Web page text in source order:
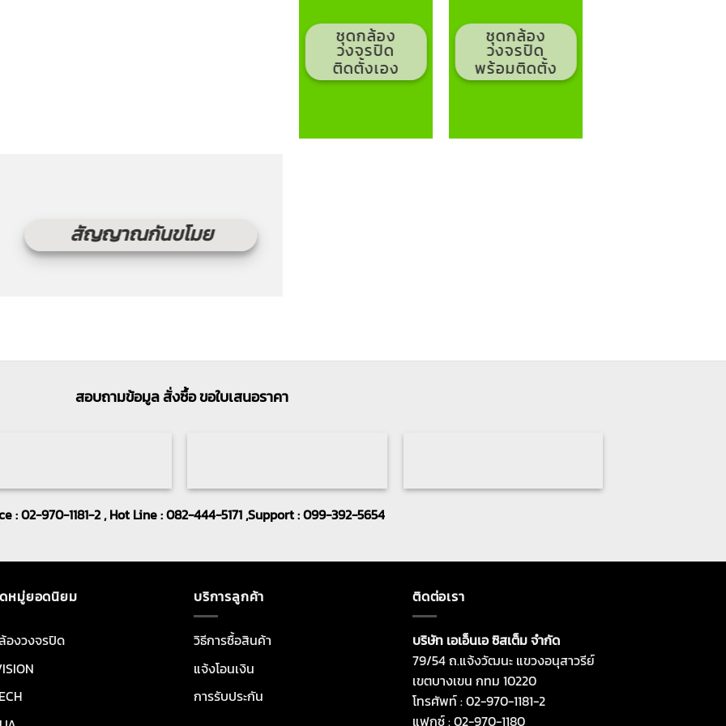
ชุดกล้อง
วงจรปิด
ติดตั้งเอง
ชุดกล้อง
วงจรปิด
พร้อมติดตั้ง
สัญญาณกันขโมย
สอบถามข้อมูล สั่งซื้อ ขอใบเสนอราคา
: 02-970-1181-2 , Hot Line : 082-444-5171 ,Support : 099-392-5654
หมู่ยอดนิยม
องวงจรปิด
บริการลูกค้า
วิธีการซื้อสินค้า
แจ้งโอนเงิน
การรับประกัน
ติดต่อเรา
บริษัท เอเอ็นเอ ซิสเต็ม จำกัด
79/54 ถ.แจ้งวัฒนะ แขวงอนุสาวรีย์
เขตบางเขน กทม 10220
โทรศัพท์ : 02-970-1181-2
แฟกซ์ : 02-970-1180